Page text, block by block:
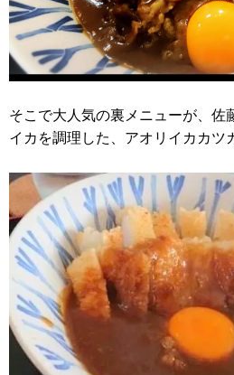
そこで大人気の裏メニューが、佐
イカを調理した、アオリイカカツ